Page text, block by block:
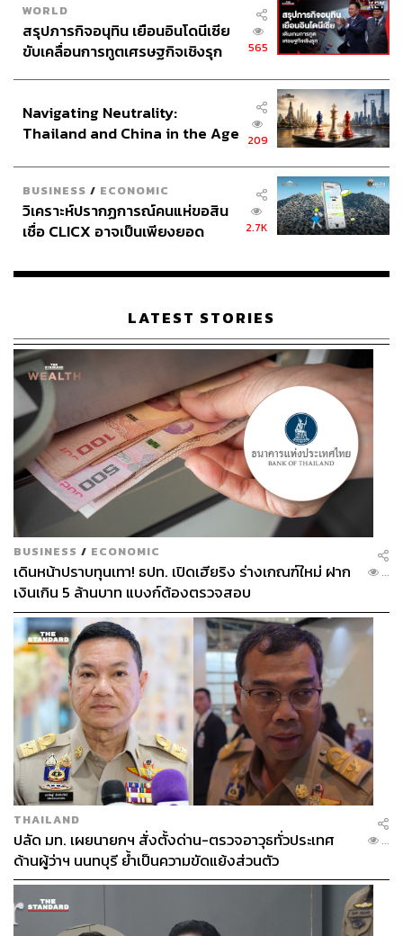
WORLD
สรุปภารกิจอนุทิน เยือนอินโดนีเซีย
ขับเคลื่อนการทูตเศรษฐกิจเชิงรุก
565
Navigating Neutrality:
Thailand and China in the Age
209
BUSINESS / ECONOMIC
วิเคราะห์ปรากฏการณ์คนแห่ขอสิน
เชื่อ CLICX อาจเป็นเพียงยอด
เรือนไทยที่ถูกซุกไว้
2.7K
LATEST STORIES
BUSINESS / ECONOMIC
เดินหน้าปราบทุนเทา! ธปท. เปิดเฮียริง ร่างเกณฑ์ใหม่ ฝาก
เงินเกิน 5 ล้านบาท แบงก์ต้องตรวจสอบ
...
THAILAND
ปลัด มท. เผยนายกฯ สั่งตั้งด่าน-ตรวจอาวุธทั่วประเทศ
ด้านผู้ว่าฯ นนทบุรี ย้ำเป็นความขัดแย้งส่วนตัว
...